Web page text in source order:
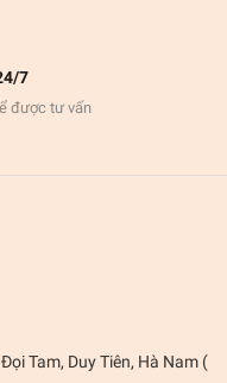
7
được tư vấn
Tam, Duy Tiên, Hà Nam (